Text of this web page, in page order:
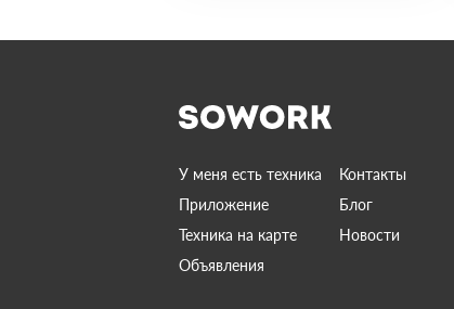
У меня есть техника
Контакты
Приложение
Блог
Техника на карте
Новости
Объявления